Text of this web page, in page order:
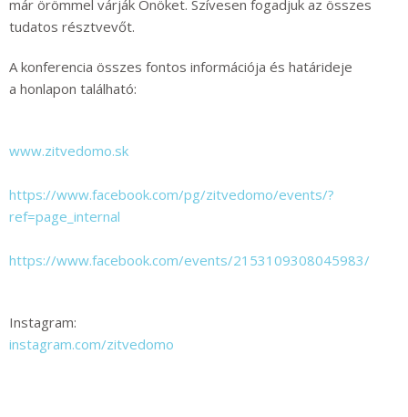
már örömmel várják Önöket. Szívesen fogadjuk az összes
tudatos résztvevőt.
A konferencia összes fontos információja és határideje
a honlapon található:
www.zitvedomo.sk
https://www.facebook.com/pg/zitvedomo/events/?
ref=page_internal
https://www.facebook.com/events/2153109308045983/
Instagram:
instagram.com/zitvedomo